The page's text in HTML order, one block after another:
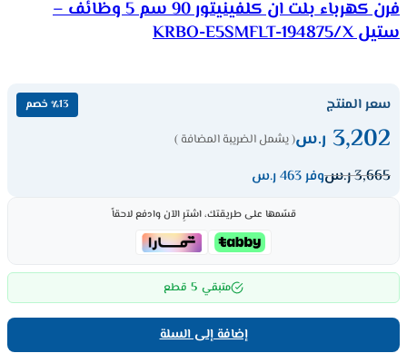
فرن كهرباء بلت ان كلفينيتور 90 سم 5 وظائف –
ستيل KRBO-E5SMFLT-194875/X
سعر المنتج ٪13 خصم
3,202 ر.س( يشمل الضريبة المضافة )
3,665ر.سوفر 463 ر.س
قسّمها على طريقتك، اشترِ الآن وادفع لاحقاً
متبقي 5 قطع
إضافة إلى السلة